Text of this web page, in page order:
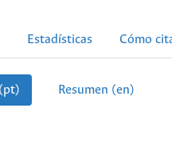
Estadísticas Cómo
Resumen (en)